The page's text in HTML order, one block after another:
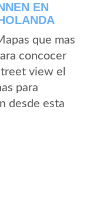
EN
que mas
concocer
view el
para
desde esta